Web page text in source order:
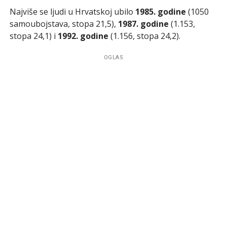
Najviše se ljudi u Hrvatskoj ubilo 1985. godine (1050
samoubojstava, stopa 21,5), 1987. godine (1.153,
stopa 24,1) i 1992. godine (1.156, stopa 24,2).
OGLAS